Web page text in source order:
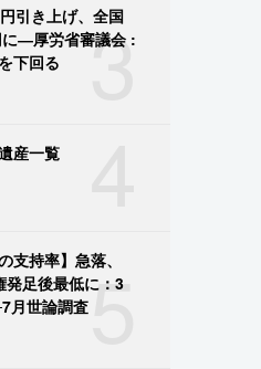
3
引き上げ、全国
―厚労省審議会 :
下回る
産一覧
5
支持率】急落、
発足後最低に：3
月世論調査